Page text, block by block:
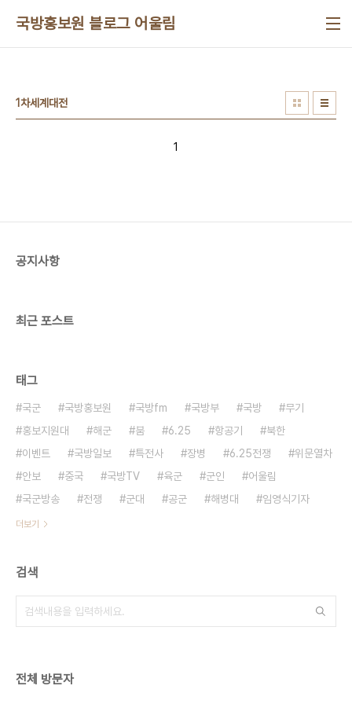
국방홍보원 블로그 어울림
1차세계대전
1
공지사항
최근 포스트
태그
국군 국방홍보원 국방fm 국방부 국방
무기
홍보지원대
해군 붐 6.25 항공기
북한
이벤트
국방일보 특전사 장병 6.25전쟁
위문열차
안보
중국 국방TV 육군 군인
어울림
국군방송
전쟁 군대 공군 해병대 임영식기자
더보기
검색
전체 방문자